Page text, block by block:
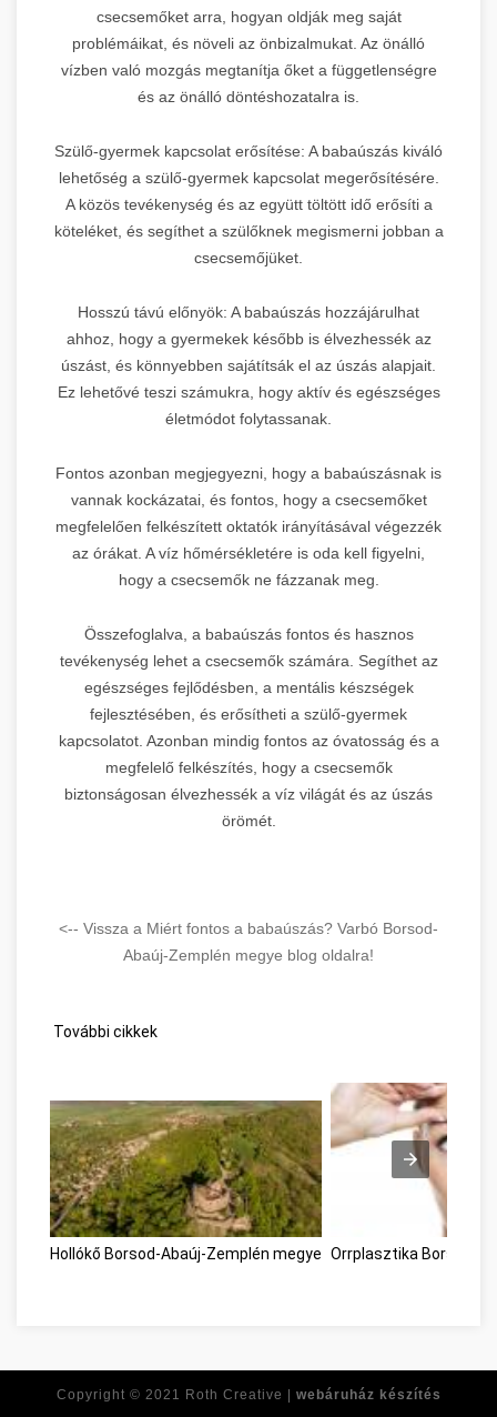
csecsemőket arra, hogyan oldják meg saját
problémáikat, és növeli az önbizalmukat. Az önálló
vízben való mozgás megtanítja őket a függetlenségre
és az önálló döntéshozatalra is.
Szülő-gyermek kapcsolat erősítése: A babaúszás kiváló
lehetőség a szülő-gyermek kapcsolat megerősítésére.
A közös tevékenység és az együtt töltött idő erősíti a
köteléket, és segíthet a szülőknek megismerni jobban a
csecsemőjüket.
Hosszú távú előnyök: A babaúszás hozzájárulhat
ahhoz, hogy a gyermekek később is élvezhessék az
úszást, és könnyebben sajátítsák el az úszás alapjait.
Ez lehetővé teszi számukra, hogy aktív és egészséges
életmódot folytassanak.
Fontos azonban megjegyezni, hogy a babaúszásnak is
vannak kockázatai, és fontos, hogy a csecsemőket
megfelelően felkészített oktatók irányításával végezzék
az órákat. A víz hőmérsékletére is oda kell figyelni,
hogy a csecsemők ne fázzanak meg.
Összefoglalva, a babaúszás fontos és hasznos
tevékenység lehet a csecsemők számára. Segíthet az
egészséges fejlődésben, a mentális készségek
fejlesztésében, és erősítheti a szülő-gyermek
kapcsolatot. Azonban mindig fontos az óvatosság és a
megfelelő felkészítés, hogy a csecsemők
biztonságosan élvezhessék a víz világát és az úszás
örömét.
<-- Vissza a Miért fontos a babaúszás? Varbó Borsod-
Abaúj-Zemplén megye blog oldalra!
További cikkek
Hollókő Borsod-Abaúj-Zemplén megye Orrplasztika Borsod-
Copyright © 2021 Roth Creative | webáruház készítés